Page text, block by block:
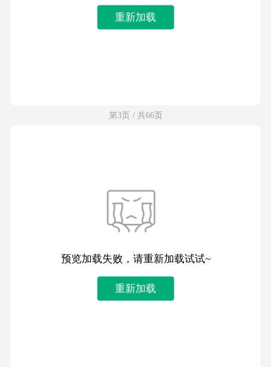
重新加载
第3页 / 共66页
预览加载失败，请重新加载试试~
重新加载